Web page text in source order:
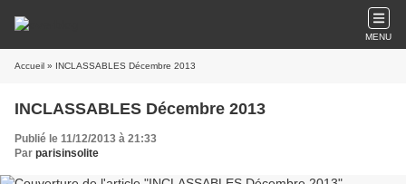
MENU
Accueil » INCLASSABLES Décembre 2013
INCLASSABLES Décembre 2013
Publié le 11/12/2013 à 21:33
Par parisinsolite